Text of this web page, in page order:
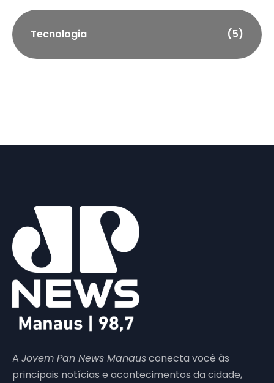
Tecnologia (5)
A Jovem Pan News Manausconecta você às
principais notícias e acontecimentos da cidade,